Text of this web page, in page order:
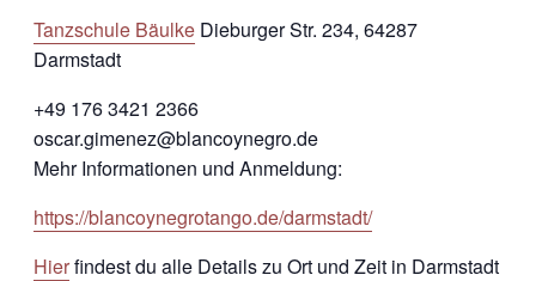
Tanzschule Bäulke Dieburger Str. 234, 64287
Darmstadt
+49 176 3421 2366
oscar.gimenez@blancoynegro.de
Mehr Informationen und Anmeldung:
https://blancoynegrotango.de/darmstadt/
Hierfindest du alle Details zu Ort und Zeit in Darmstadt